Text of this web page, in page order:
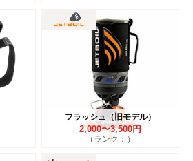
フラッシュ（旧モデル）
2,000〜3,500円
（ランク：）